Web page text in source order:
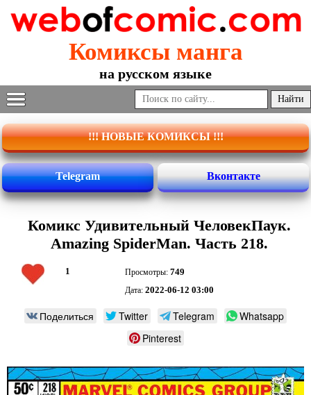
Комиксы манга
на русском языке
!!! НОВЫЕ КОМИКСЫ !!!
Telegram Вконтакте
Комикс Удивительный ЧеловекПаук.
Amazing SpiderMan. Часть 218.
1 Просмотры: 749
Дата: 2022-06-12 03:00
Поделиться Twitter Telegram
Whatsapp
Pinterest